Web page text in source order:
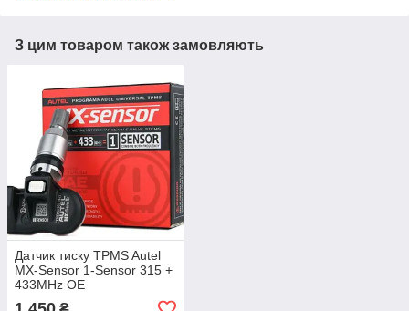
З цим товаром також замовляють
Датчик тиску TPMS Autel
MX-Sensor 1-Sensor 315 +
433MHz OE